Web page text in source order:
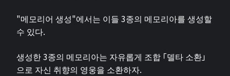
"메모리어 생성"에서는 이들 3종의 메모리아를 생성할
수 있다.
생성한 3종의 메모리아는 자유롭게 조합 「델타 소환」
으로 자신 취향의 영웅을 소환하자.